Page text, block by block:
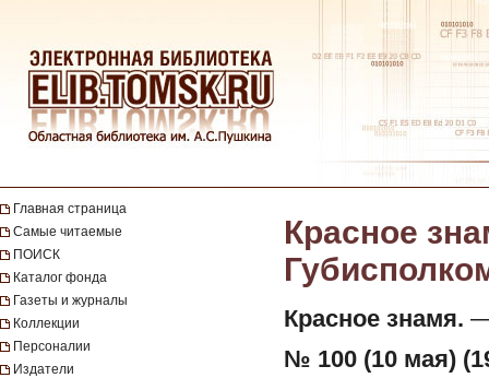
Главная страница
Самые читаемые
ПОИСК
Каталог фонда
Газеты и журналы
Коллекции
Персоналии
Издатели
Красное
Красное знамя. —
№ 100 (10 мая)